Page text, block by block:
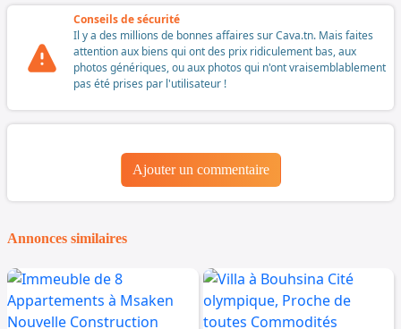
Conseils de sécurité
Il y a des millions de bonnes affaires sur Cava.tn. Mais faites
attention aux biens qui ont des prix ridiculement bas, aux
photos génériques, ou aux photos qui n'ont vraisemblablement
pas été prises par l'utilisateur !
Ajouter un commentaire
Annonces similaires